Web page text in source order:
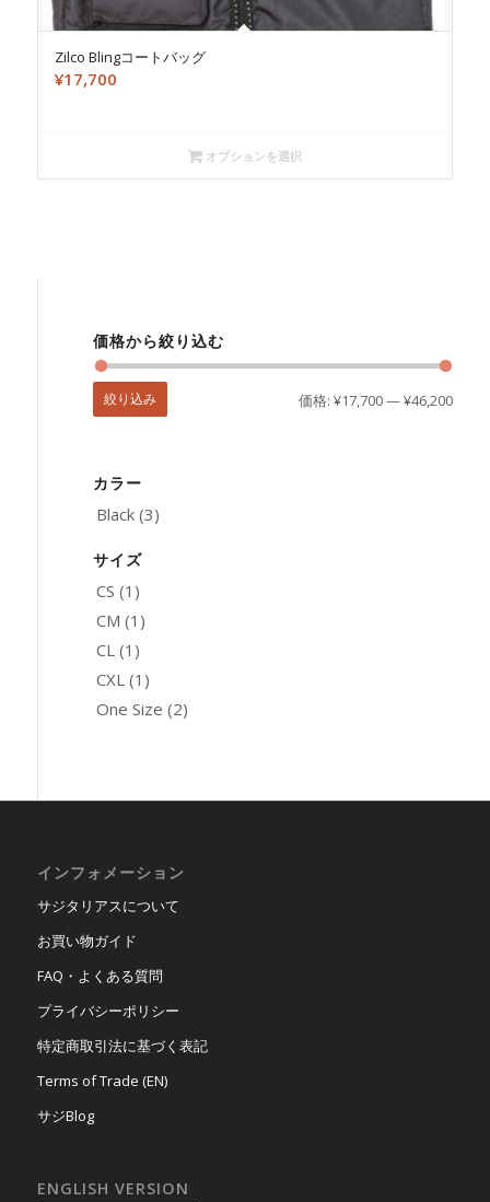
Zilco Blingコートバッグ
¥17,700
オプションを選択
価格から絞り込む
絞り込み 価格:¥17,700—¥46,200
カラー
Black (3)
サイズ
CS (1)
CM (1)
CL (1)
CXL (1)
One Size (2)
インフォメーション
サジタリアスについて
お買い物ガイド
FAQ・よくある質問
プライバシーポリシー
特定商取引法に基づく表記
Terms of Trade (EN)
サジBlog
ENGLISH VERSION